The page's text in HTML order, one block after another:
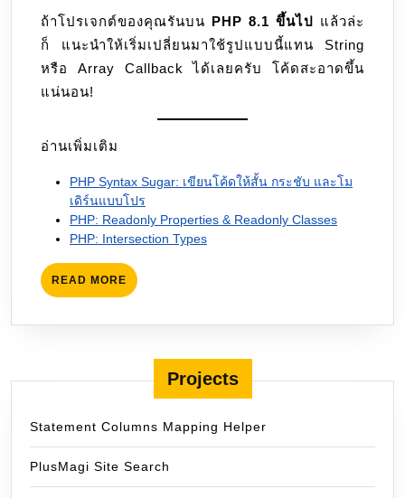
ถ้าโปรเจกต์ของคุณรันบน PHP 8.1 ขึ้นไป แล้วล่ะ
ก็ แนะนำให้เริ่มเปลี่ยนมาใช้รูปแบบนี้แทน String
หรือ Array Callback ได้เลยครับ โค้ดสะอาดขึ้น
แน่นอน!
อ่านเพิ่มเติม
PHP Syntax Sugar: เขียนโค้ดให้สั้น กระชับ และโม
เดิร์นแบบโปร
PHP: Readonly Properties & Readonly Classes
PHP: Intersection Types
READ MORE READ
MORE
Projects
Statement Columns Mapping Helper
PlusMagi Site Search